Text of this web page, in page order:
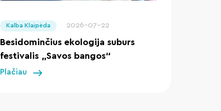
Kalba Klaipėda 2026-07-22
Besidominčius ekologija suburs
festivalis „Savos bangos“
Plačiau